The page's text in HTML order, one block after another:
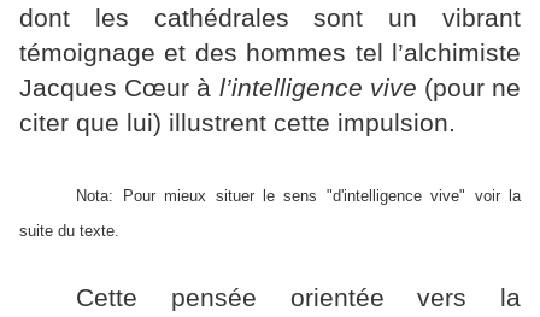
dont les cathédrales sont un vibrant
témoignage et des hommes tel l’alchimiste
Jacques Cœur à l’intelligence vive (pour ne
citer que lui) illustrent cette impulsion.
Nota: Pour mieux situer le sens "d'intelligence vive" voir la
suite du texte.
Cette pensée orientée vers la